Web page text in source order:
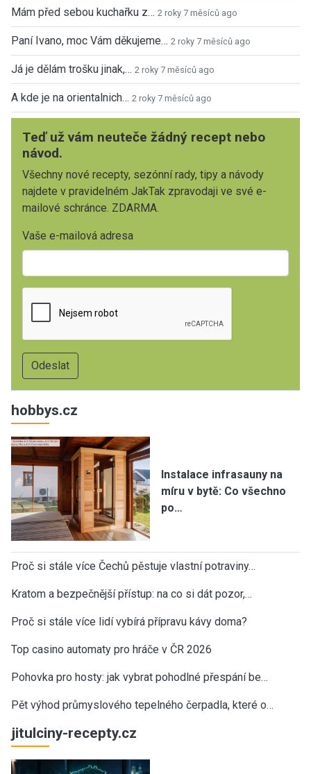
Mám před sebou kuchařku z… 2 roky 7 měsíců ago
Paní Ivano, moc Vám děkujeme… 2 roky 7 měsíců ago
Já je dělám trošku jinak,… 2 roky 7 měsíců ago
A kde je na orientalnich… 2 roky 7 měsíců ago
Teď už vám neuteče žádný recept nebo
návod.
Všechny nové recepty, sezónní rady, tipy a návody
najdete v pravidelném JakTak zpravodaji ve své e-
mailové schránce. ZDARMA.
Vaše e-mailová adresa
hobbys.cz
Instalace infrasauny na
míru v bytě: Co všechno
po…
Proč si stále více Čechů pěstuje vlastní potraviny…
Kratom a bezpečnější přístup: na co si dát pozor,…
Proč si stále více lidí vybírá přípravu kávy doma?
Top casino automaty pro hráče v ČR 2026
Pohovka pro hosty: jak vybrat pohodlné přespání be…
Pět výhod průmyslového tepelného čerpadla, které o…
jitulciny-recepty.cz